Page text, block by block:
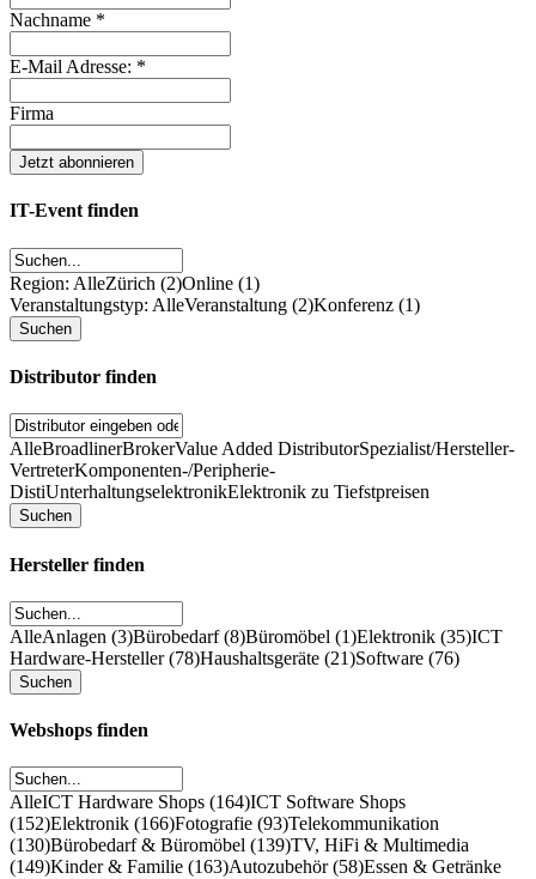
Nachname *
E-Mail Adresse: *
Firma
IT-Event finden
Region: AlleZürich (2)Online (1)
Veranstaltungstyp: AlleVeranstaltung (2)Konferenz (1)
Distributor finden
AlleBroadlinerBrokerValue Added DistributorSpezialist/Hersteller-
VertreterKomponenten-/Peripherie-
DistiUnterhaltungselektronikElektronik zu Tiefstpreisen
Hersteller finden
AlleAnlagen (3)Bürobedarf (8)Büromöbel (1)Elektronik (35)ICT
Hardware-Hersteller (78)Haushaltsgeräte (21)Software (76)
Webshops finden
AlleICT Hardware Shops (164)ICT Software Shops
(152)Elektronik (166)Fotografie (93)Telekommunikation
(130)Bürobedarf & Büromöbel (139)TV, HiFi & Multimedia
(149)Kinder & Familie (163)Autozubehör (58)Essen & Getränke